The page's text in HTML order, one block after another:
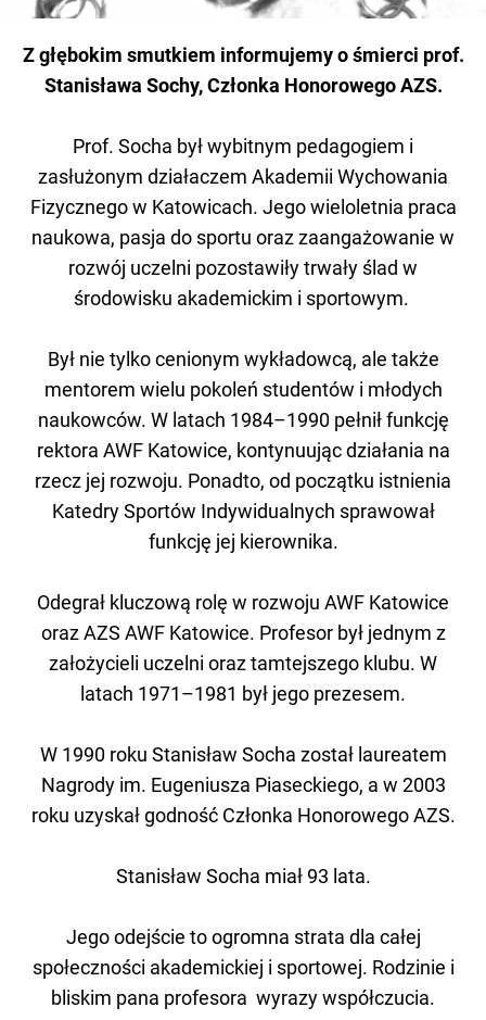
Z głębokim smutkiem informujemy o śmierci prof.
Stanisława Sochy, Członka Honorowego AZS.
Prof. Socha był wybitnym pedagogiem i
zasłużonym działaczem Akademii Wychowania
Fizycznego w Katowicach. Jego wieloletnia praca
naukowa, pasja do sportu oraz zaangażowanie w
rozwój uczelni pozostawiły trwały ślad w
środowisku akademickim i sportowym.
Był nie tylko cenionym wykładowcą, ale także
mentorem wielu pokoleń studentów i młodych
naukowców. W latach 1984–1990 pełnił funkcję
rektora AWF Katowice, kontynuując działania na
rzecz jej rozwoju. Ponadto, od początku istnienia
Katedry Sportów Indywidualnych sprawował
funkcję jej kierownika.
Odegrał kluczową rolę w rozwoju AWF Katowice
oraz AZS AWF Katowice. Profesor był jednym z
założycieli uczelni oraz tamtejszego klubu. W
latach 1971–1981 był jego prezesem.
W 1990 roku Stanisław Socha został laureatem
Nagrody im. Eugeniusza Piaseckiego, a w 2003
roku uzyskał godność Członka Honorowego AZS.
Stanisław Socha miał 93 lata.
Jego odejście to ogromna strata dla całej
społeczności akademickiej i sportowej. Rodzinie i
bliskim pana profesora wyrazy współczucia.